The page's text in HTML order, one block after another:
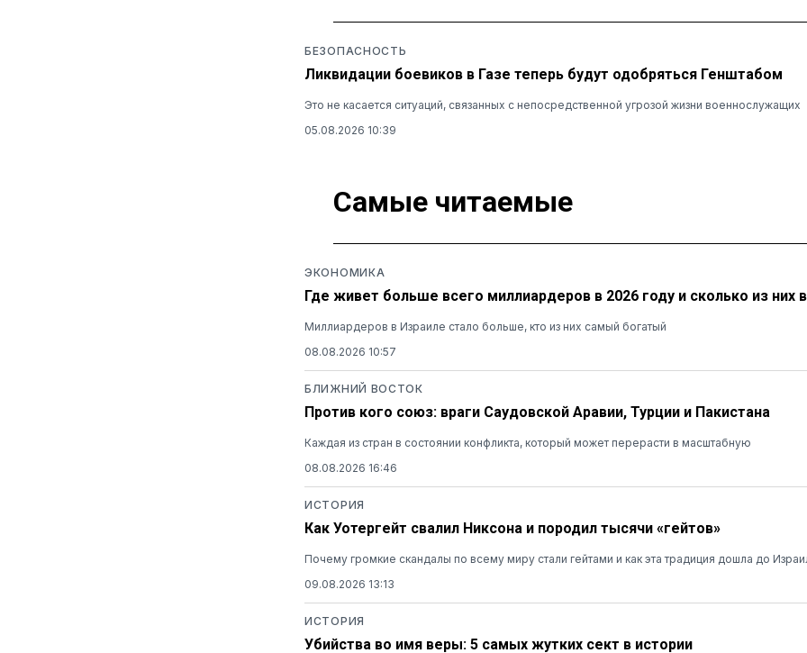
БЕЗОПАСНОСТЬ
Ликвидации боевиков в Газе теперь будут одобряться Генштабом
Это не касается ситуаций, связанных с непосредственной угрозой жизни военнослужащих
05.08.2026 10:39
Самые читаемые
ЭКОНОМИКА
Где живет больше всего миллиардеров в 2026 году и сколько из них
Миллиардеров в Израиле стало больше, кто из них самый богатый
08.08.2026 10:57
БЛИЖНИЙ ВОСТОК
Против кого союз: враги Саудовской Аравии, Турции и Пакистана
Каждая из стран в состоянии конфликта, который может перерасти в масштабную
08.08.2026 16:46
ИСТОРИЯ
Как Уотергейт свалил Никсона и породил тысячи «гейтов»
Почему громкие скандалы по всему миру стали гейтами и как эта традиция дошла до
09.08.2026 13:13
ИСТОРИЯ
Убийства во имя веры: 5 самых жутких сект в истории